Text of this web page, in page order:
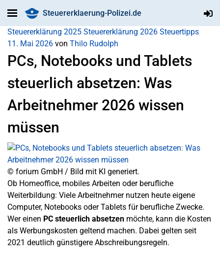
Steuererklaerung-Polizei.de
Steuererklärung 2025 Steuererklärung 2026 Steuertipps
11. Mai 2026 von Thilo Rudolph
PCs, Notebooks und Tablets
steuerlich absetzen: Was
Arbeitnehmer 2026 wissen
müssen
© forium GmbH / Bild mit KI generiert.
Ob Homeoffice, mobiles Arbeiten oder berufliche
Weiterbildung: Viele Arbeitnehmer nutzen heute eigene
Computer, Notebooks oder Tablets für berufliche Zwecke.
Wer einen PC steuerlich absetzen möchte, kann die Kosten
als Werbungskosten geltend machen. Dabei gelten seit
2021 deutlich günstigere Abschreibungsregeln.